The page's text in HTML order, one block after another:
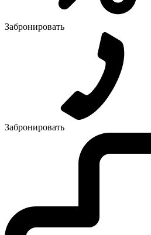
Забронировать
Забронировать